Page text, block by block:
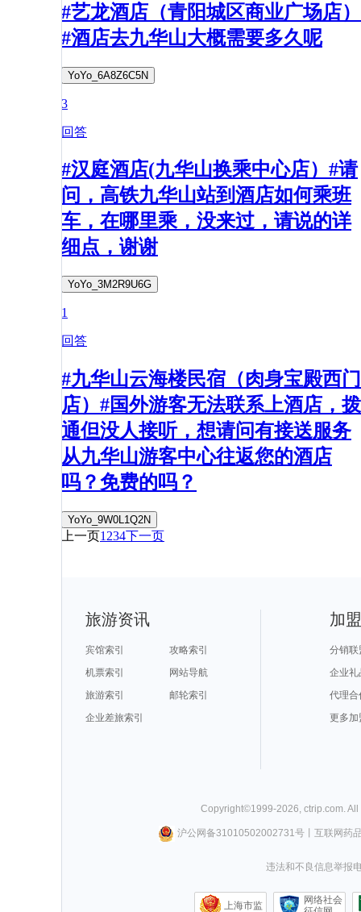
#艺龙酒店（青阳城区商业广场店）
#酒店去九华山大概需要多久呢
YoYo_6A8Z6C5N
3
回答
#汉庭酒店(九华山换乘中心店）#请
问，高铁九华山站到酒店如何乘班
车，在哪里乘，没来过，请说的详
细点，谢谢
YoYo_3M2R9U6G
1
回答
#九华山云海楼民宿（肉身宝殿西门
店）#国外游客无法联系上酒店，拨
通但没人接听，想请问有接送服务
从九华山游客中心往返您的酒店
吗？免费的吗？
YoYo_9W0L1Q2N
上一页1 234下一页
旅游资讯
宾馆索引
攻略索引
机票索引
网站导航
旅游索引
邮轮索引
企业差旅索引
加
分销联
企业礼
代理合
更多加
Copyright©1999-2026, ctrip.com.
沪公网备31010502002731号丨 互联网药
违法和不良信息举报
上海市监
网络社会